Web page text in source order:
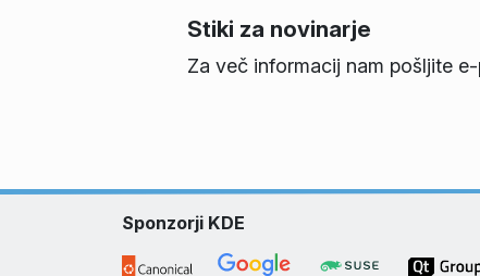
Stiki za novinarje
Za več informacij nam pošljite
Sponzorji KDE